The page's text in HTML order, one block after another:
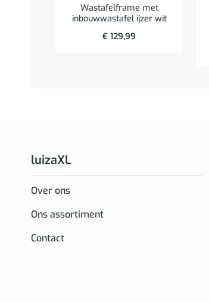
Wastafelframe met
inbouwwastafel ijzer wit
€ 129,99
luizaXL
Over ons
Ons assortiment
Contact